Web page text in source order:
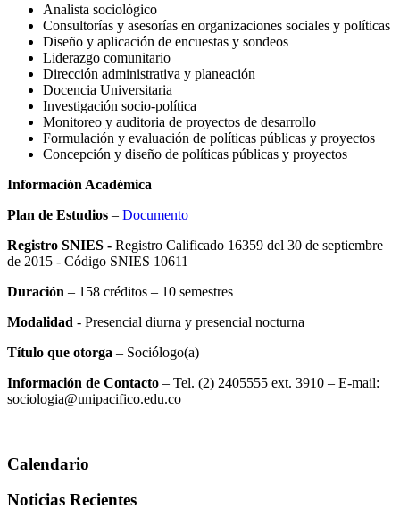
Analista sociológico
Consultorías y asesorías en organizaciones sociales y políticas
Diseño y aplicación de encuestas y sondeos
Liderazgo comunitario
Dirección administrativa y planeación
Docencia Universitaria
Investigación socio-política
Monitoreo y auditoria de proyectos de desarrollo
Formulación y evaluación de políticas públicas y proyectos
Concepción y diseño de políticas públicas y proyectos
Información Académica
Plan de Estudios – Documento
Registro SNIES - Registro Calificado 16359 del 30 de septiembre
de 2015 - Código SNIES 10611
Duración – 158 créditos – 10 semestres
Modalidad - Presencial diurna y presencial nocturna
Título que otorga – Sociólogo(a)
Información de Contacto – Tel. (2) 2405555 ext. 3910 – E-mail:
sociologia@unipacifico.edu.co
Calendario
Noticias Recientes